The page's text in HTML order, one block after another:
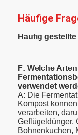
Häufige
Häufig gestellte
F: Welche
verwendet
A: Die
Kompost
verarbeiten,
Geflügeldünger,
Bohnenkuchen,